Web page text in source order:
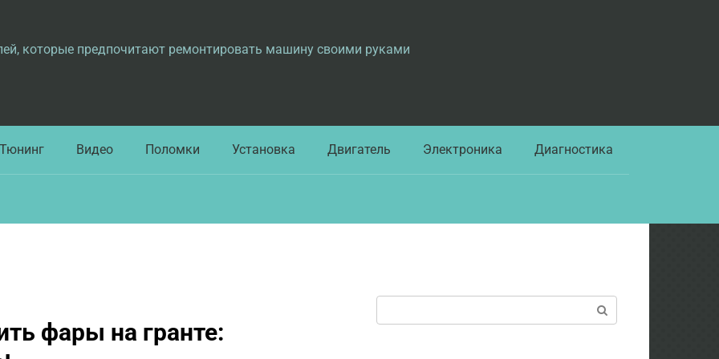
которые предпочитают ремонтировать машину своими руками
Тюнинг Видео Поломки Установка Двигатель Электроника Диагностика
фары на гранте: